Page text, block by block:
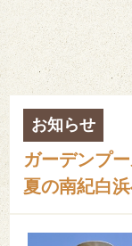
お知らせ
ガーデンプ
夏の南紀白浜